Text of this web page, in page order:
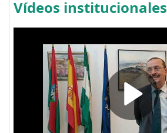
Vídeos institucionales